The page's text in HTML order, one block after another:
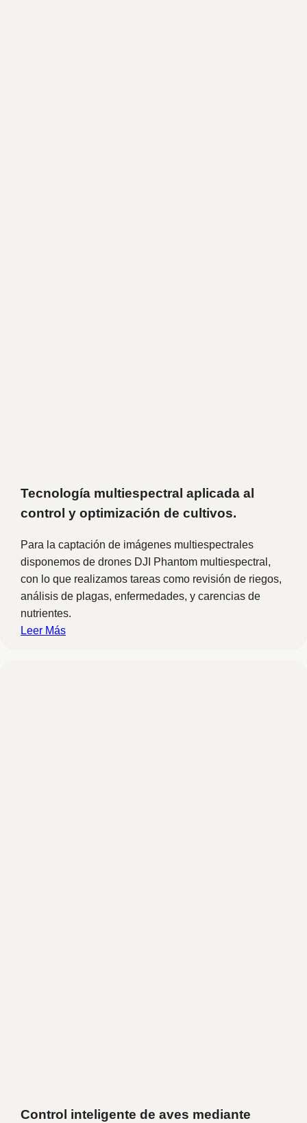
Tecnología multiespectral aplicada al
control y optimización de cultivos.
Para la captación de imágenes multiespectrales
disponemos de drones DJI Phantom multiespectral,
con lo que realizamos tareas como revisión de riegos,
análisis de plagas, enfermedades, y carencias de
nutrientes.
Leer Más
Control inteligente de aves mediante